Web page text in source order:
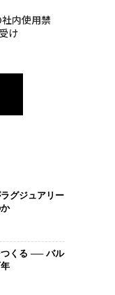
内使用禁
け
グジュアリー
くる ── バル